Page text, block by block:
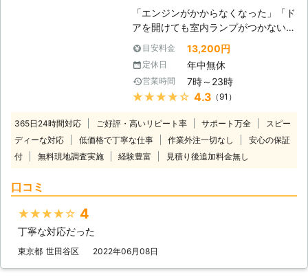
「エンジンがかからなくなった」「ド
アを開けても室内ランプがつかない」
バッテリーが上がってしまうと車にこ
のような症状があらわれます。 普段
は動いていた車が突然動かなくなって
は大変困りますし、慣れていない方は
パニックにもなりますよね。 ヒリつ
たらいいのか判断に迷うことと思いま
す。 そんな時には、日本救急サービ
ス(株)までご連絡ください。お客様の
うえで、バッテリー上がりの原因や車
開始いたします。 お見積り後の追加
料金は発生しませんのでご安心くださ
目安料金 13,200円
定休日 年中無休
営業時間 7時～23時
★★★★★ 4.3 （91）
365日24時間対応 ご好評・高いリピート率 サポート万全
スピー
ディーな対応
低価格で丁寧な仕事 作業外注一切なし
安心の保証
付
無料現地調査実施 経験豊富 見積り後追加料金無し
口コミ
★★★★★ 4
丁寧な対応だった
東京都 世田谷区 2022年06月08日